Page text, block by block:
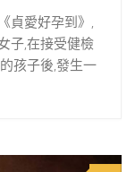
貞愛好孕到》,
子,在接受健檢
孩子後,發生一